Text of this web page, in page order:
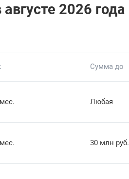
2026 года
Сумма до
Любая
30 млн руб.